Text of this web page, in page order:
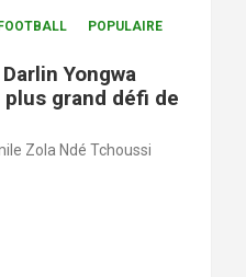
FOOTBALL
POPULAIRE
Yongwa
grand défi de
Zola Ndé Tchoussi